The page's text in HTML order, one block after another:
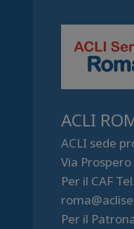
ACLI
ACLI sede
Via
Per il CAF
Per il